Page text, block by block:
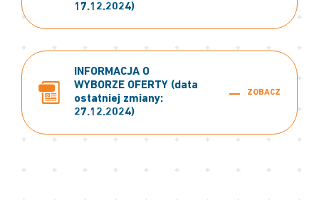
17.12.2024)
INFORMACJA O
WYBORZE OFERTY (data
ostatniej zmiany:
27.12.2024)
ZOBACZ